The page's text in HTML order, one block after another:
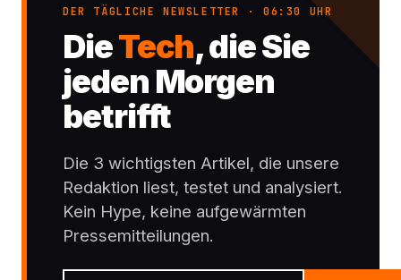
DER TÄGLICHE NEWSLETTER · 06:30 UHR
DieTech, die Sie
jeden Morgen
betrifft
Die 3 wichtigsten Artikel, die unsere
Redaktion liest, testet und analysiert.
Kein Hype, keine aufgewärmten
Pressemitteilungen.